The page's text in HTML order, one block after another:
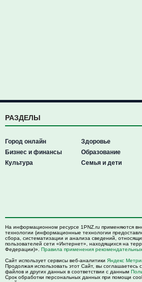
РАЗДЕЛЫ
Город онлайн
Бизнес и финансы
Культура
Здоровье
Образование
Семья и дети
На информационном ресурсе 1PNZ.ru применяются
технологии (информационные технологии
сбора, систематизации и анализа сведений,
пользователей сети «Интернет», находящихся на
Федерации)». Правила применения
Сайт использует сервисы веб-аналитики Яндекс
Продолжая использовать этот Сайт, вы соглашаетесь
файлов и других данных в соответствии с данным
Срок обработки персональных данных при помощи